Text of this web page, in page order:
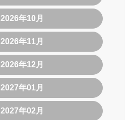
2026年10月
2026年11月
2026年12月
2027年01月
2027年02月